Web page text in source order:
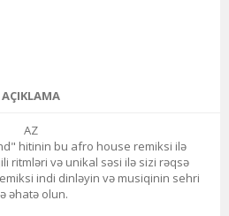
AÇIKLAMA
AZ
hitinin bu afro house remiksi ilə
ritmləri və unikal səsi ilə sizi rəqsə
indi dinləyin və musiqinin sehri
əhatə olun.